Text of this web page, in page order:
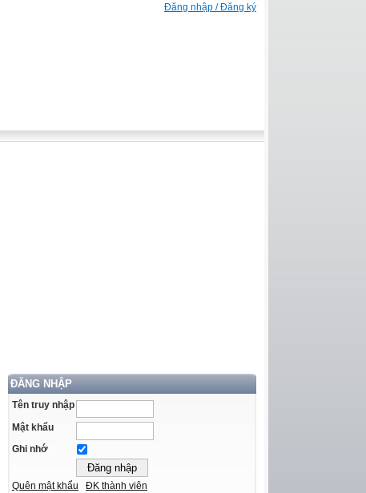
Đăng nhập / Đăng ký
ĐĂNG NHẬP
Tên truy nhập
Mật khẩu
Ghi nhớ
Quên mật khẩu ĐK thành viên